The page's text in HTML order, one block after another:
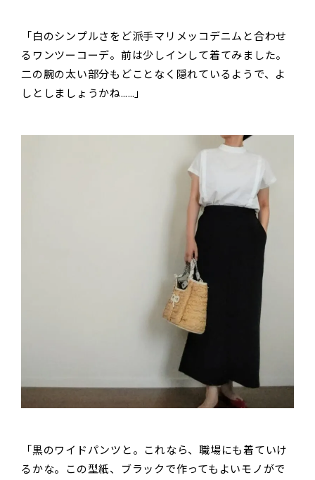
「白のシンプルさをど派手マリメッコデニムと合わせ
るワンツーコーデ。前は少しインして着てみました。
二の腕の太い部分もどことなく隠れているようで、よ
しとしましょうかね……」
「黒のワイドパンツと。これなら、職場にも着ていけ
るかな。この型紙、ブラックで作ってもよいモノがで